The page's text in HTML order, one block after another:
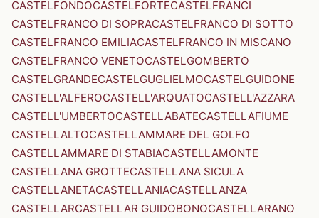
CASTELFONDOCASTELFORTECASTELFRANCI
CASTELFRANCO DI SOPRACASTELFRANCO DI SOTTO
CASTELFRANCO EMILIACASTELFRANCO IN MISCANO
CASTELFRANCO VENETOCASTELGOMBERTO
CASTELGRANDECASTELGUGLIELMOCASTELGUIDONE
CASTELL'ALFEROCASTELL'ARQUATOCASTELL'AZZARA
CASTELL'UMBERTOCASTELLABATECASTELLAFIUME
CASTELLALTOCASTELLAMMARE DEL GOLFO
CASTELLAMMARE DI STABIACASTELLAMONTE
CASTELLANA GROTTECASTELLANA SICULA
CASTELLANETACASTELLANIACASTELLANZA
CASTELLARCASTELLAR GUIDOBONOCASTELLARANO